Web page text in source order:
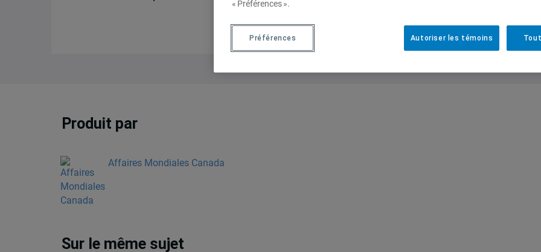
Produit par
Affaires Mondiales Canada
Sur le même sujet
« Préférences ».
Autoriser les témoins
Préférences